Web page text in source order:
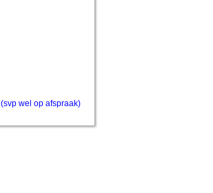
(svp wel op afspraak)